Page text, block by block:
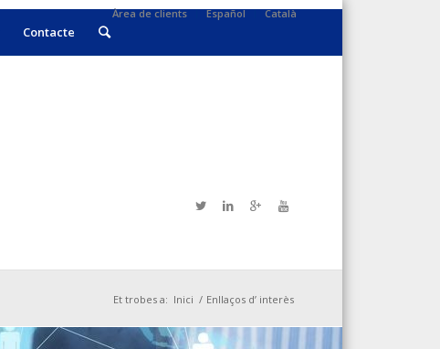
Àrea de clients Español Català
Contacte
Et trobes a: Inici / Enllaços d’ interès